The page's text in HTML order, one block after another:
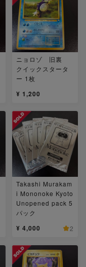
ニョロゾ 旧裏
クイックスタータ
ー 1枚
¥ 1,200
Takashi Murakam
i Mononoke Kyoto
Unopened pack 5
パック
¥ 4,000 2